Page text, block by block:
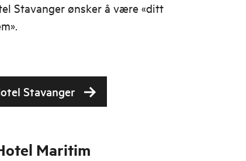
Stavanger ønsker å være «ditt
Stavanger
Maritim